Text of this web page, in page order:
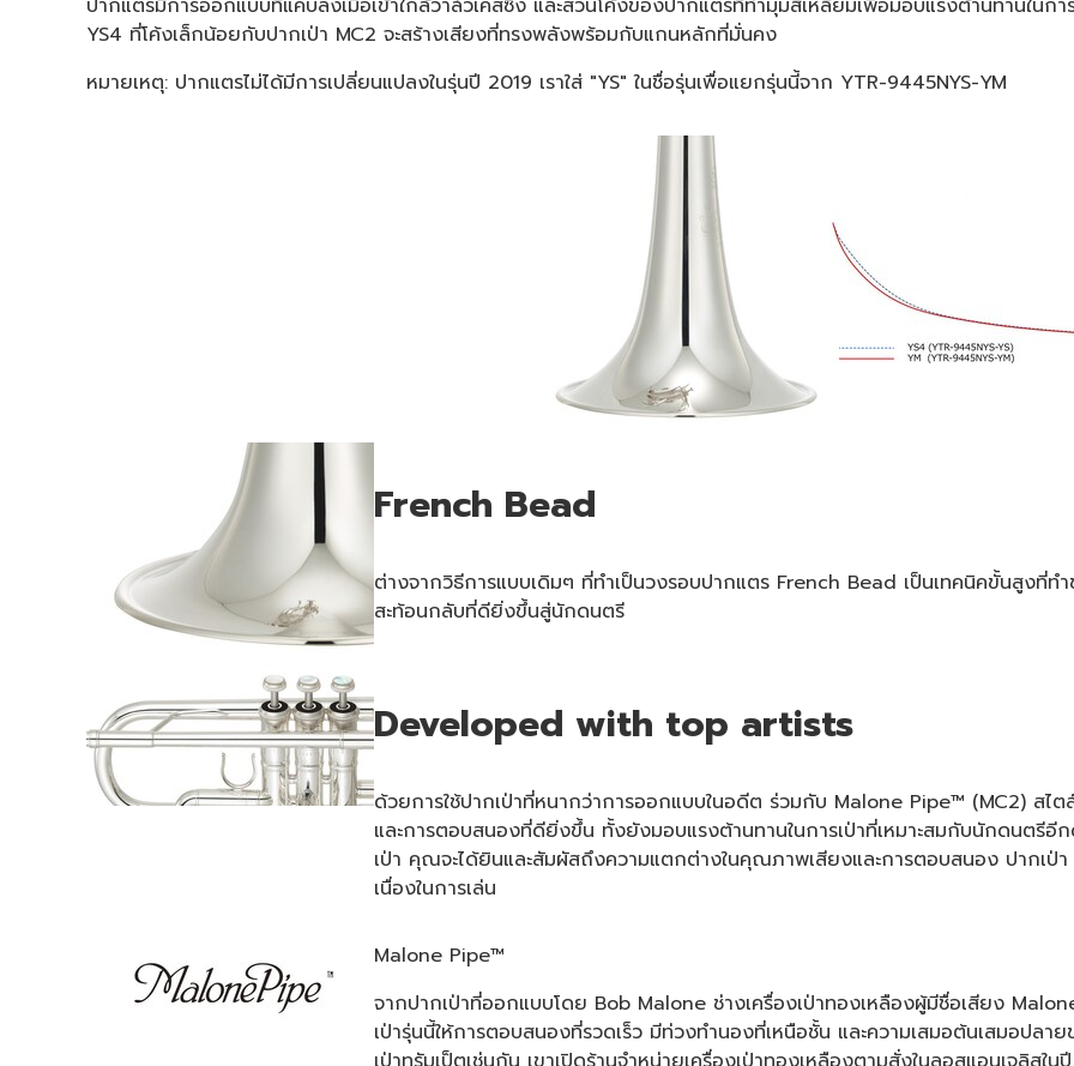
YS4 ที่โค้งเล็กน้อยกับปากเป่า MC2 จะสร้างเสียงที่ทรงพลังพร้อมกับแกนหลักที่มั่นคง
หมายเหตุ: ปากแตรไม่ได้มีการเปลี่ยนแปลงในรุ่นปี 2019 เราใส่ "YS" ในชื่อรุ่นเพื่อแยกรุ่นนี้จาก YTR-9445NYS-YM
French Bead
ต่างจากวิธีการแบบเดิมๆ ที่ทำเป็นวงรอบปากแตร French Bead เป็นเทคนิคขั้นสูงที่ท
สะท้อนกลับที่ดียิ่งขึ้นสู่นักดนตรี
Developed with top artists
ด้วยการใช้ปากเป่าที่หนากว่าการออกแบบในอดีต ร่วมกับ Malone Pipe™ (MC2) สไต
และการตอบสนองที่ดียิ่งขึ้น ทั้งยังมอบแรงต้านทานในการเป่าที่เหมาะสมกับนักดนตรี
เป่า คุณจะได้ยินและสัมผัสถึงความแตกต่างในคุณภาพเสียงและการตอบสนอง ปากเป่
เนื่องในการเล่น
Malone Pipe™
จากปากเป่าที่ออกแบบโดย Bob Malone ช่างเครื่องเป่าทองเหลืองผู้มีชื่อเสียง
เป่ารุ่นนี้ให้การตอบสนองที่รวดเร็ว มีท่วงทำนองที่เหนือชั้น และความเสมอต้นเสมอปล